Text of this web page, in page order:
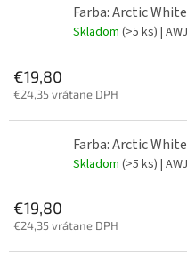
Farba: Arctic
Skladom (>5 ks) |
€19,80
€24,35 vrátane DPH
Farba: Arctic
Skladom (>5 ks) |
€19,80
€24,35 vrátane DPH